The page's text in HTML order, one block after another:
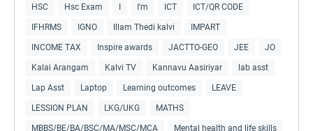
HSC Hsc Exam I I'm ICT ICT/QR CODE
IFHRMS IGNO Illam Thedi kalvi IMPART
INCOME TAX Inspire awards JACTTO-GEO JEE JO
Kalai Arangam Kalvi TV Kannavu Aasiriyar lab asst
Lap Asst Laptop Learning outcomes LEAVE
LESSION PLAN LKG/UKG MATHS
MBBS/BE/BA/BSC/MA/MSC/MCA Mental health and life skills